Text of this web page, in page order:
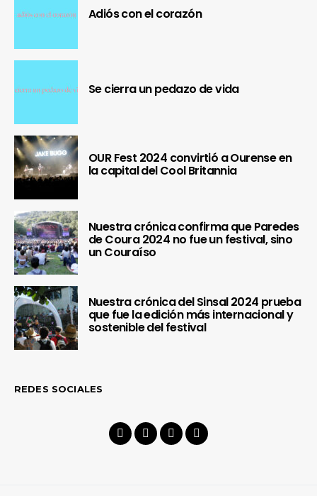
Adiós con el corazón
Se cierra un pedazo de vida
OUR Fest 2024 convirtió a Ourense en
la capital del Cool Britannia
Nuestra crónica confirma que Paredes
de Coura 2024 no fue un festival, sino
un Couraíso
Nuestra crónica del Sinsal 2024 prueba
que fue la edición más internacional y
sostenible del festival
REDES SOCIALES